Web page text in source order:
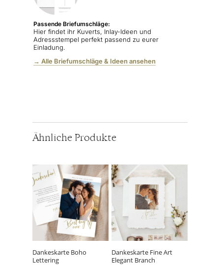
Passende Briefumschläge:
Hier findet ihr Kuverts, Inlay-Ideen und
Adressstempel perfekt passend zu eurer
Einladung.
→ Alle Briefumschläge & Ideen ansehen
Ähnliche Produkte
Dankeskarte Boho
Lettering
Dankeskarte Fine Art
Elegant Branch